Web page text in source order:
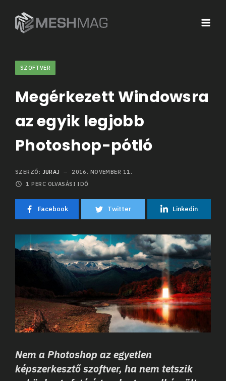
SZOFTVER
Megérkezett Windowsra
az egyik legjobb
Photoshop-pótló
SZERZŐ: JURAJ
2016. NOVEMBER 11.
1 PERC OLVASÁSI IDŐ
Facebook Twitter Linkedin
Nem a Photoshop az egyetlen
képszerkesztő szoftver, ha nem tetszik